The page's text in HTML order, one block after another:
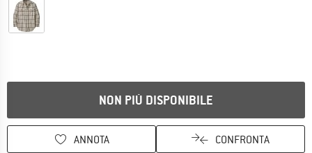
NON PIÙ DISPONIBILE
ANNOTA CONFRONTA